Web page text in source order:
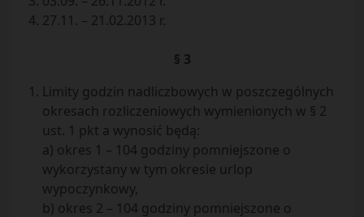
27.11. – 21.02.2013 r.
§ 3
Limity godzin nadliczbowych w poszczególnych
okresach rozliczeniowych wymienionych w § 2
ust. 1 pkt a wynosić będą:
a) okres 1 – 104 godziny pomniejszone o
wykorzystany w tym okresie urlop
wypoczynkowy,
b) okres 2 – 104 godziny pomniejszone o